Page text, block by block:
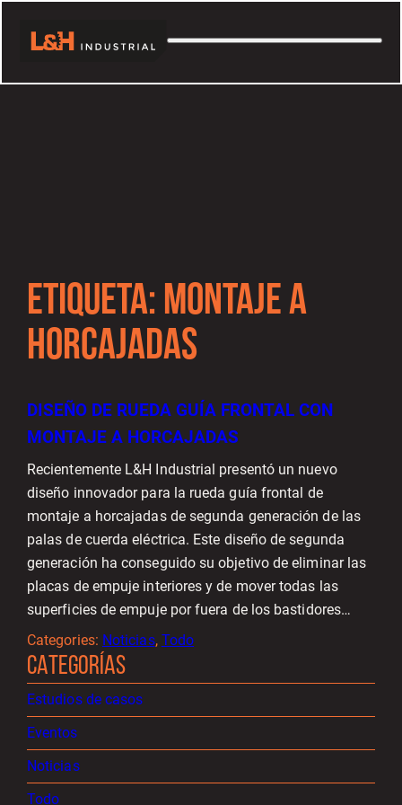
CATEGORÍAS
Estudios de casos
Eventos
Noticias
Todo
ETIQUETA: MONTAJE A
HORCAJADAS
DISEÑO DE RUEDA GUÍA FRONTAL CON
MONTAJE A HORCAJADAS
Recientemente L&H Industrial presentó un nuevo
diseño innovador para la rueda guía frontal de
montaje a horcajadas de segunda generación de las
palas de cuerda eléctrica. Este diseño de segunda
generación ha conseguido su objetivo de eliminar las
placas de empuje interiores y de mover todas las
superficies de empuje por fuera de los bastidores…
Categories: Noticias, Todo